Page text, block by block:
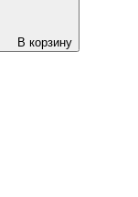
В корзину